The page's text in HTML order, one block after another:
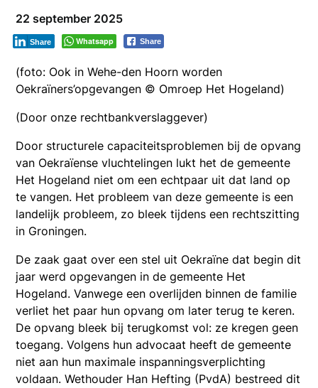
22 september 2025
Whatsapp Share
Share
(foto: Ook in Wehe-den Hoorn worden
Oekraïners’opgevangen © Omroep Het Hogeland)
(Door onze rechtbankverslaggever)
Door structurele capaciteitsproblemen bij de opvang
van Oekraïense vluchtelingen lukt het de gemeente
Het Hogeland niet om een echtpaar uit dat land op
te vangen. Het probleem van deze gemeente is een
landelijk probleem, zo bleek tijdens een rechtszitting
in Groningen.
De zaak gaat over een stel uit Oekraïne dat begin dit
jaar werd opgevangen in de gemeente Het
Hogeland. Vanwege een overlijden binnen de familie
verliet het paar hun opvang om later terug te keren.
De opvang bleek bij terugkomst vol: ze kregen geen
toegang. Volgens hun advocaat heeft de gemeente
niet aan hun maximale inspanningsverplichting
voldaan. Wethouder Han Hefting (PvdA) bestreed dit